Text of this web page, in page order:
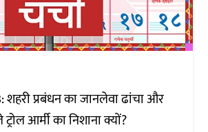
शहरी प्रबंधन का जानलेवा ढांचा और
आर्मी का निशाना क्यों?